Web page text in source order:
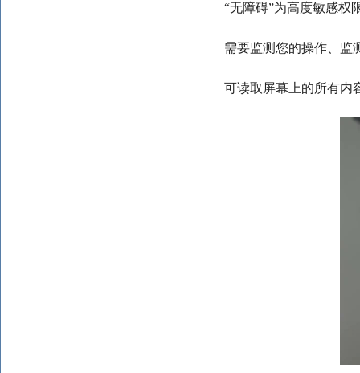
“无障碍”为高度敏感权
需要监测您的操作、监
可读取屏幕上的所有内